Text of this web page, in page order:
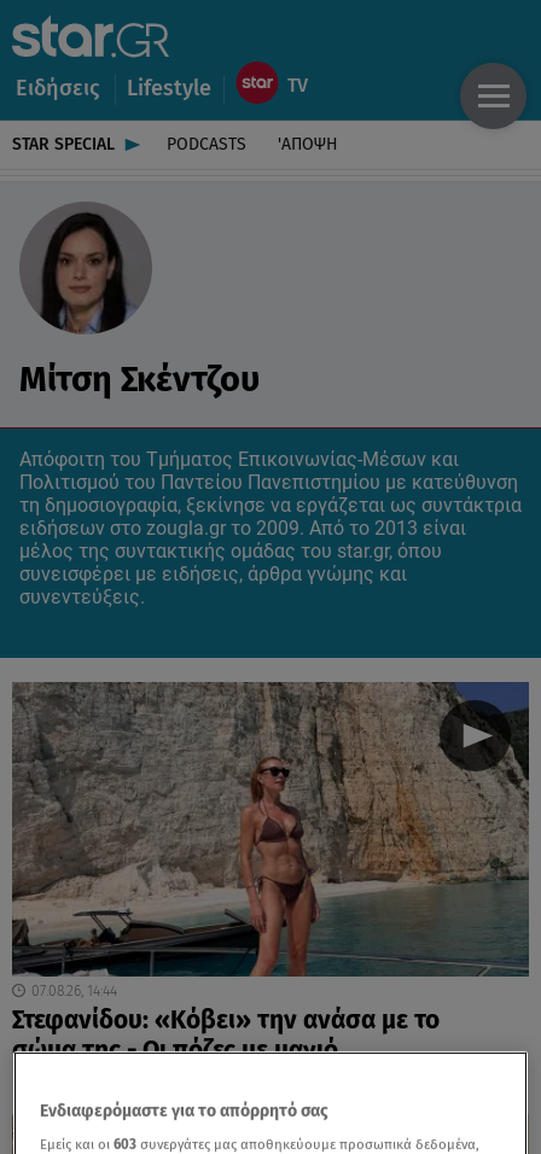
Ειδήσεις Lifestyle
STAR SPECIAL PODCASTS 'ΑΠΟΨΗ
Μίτση Σκέντζου
Απόφοιτη του Τμήματος Επικοινωνίας-Μέσων και
Πολιτισμού του Παντείου Πανεπιστημίου με κατεύθυνση
τη δημοσιογραφία, ξεκίνησε να εργάζεται ως συντάκτρια
ειδήσεων στο zougla.gr το 2009. Από το 2013 είναι
μέλος της συντακτικής ομάδας του star.gr, όπου
συνεισφέρει με ειδήσεις, άρθρα γνώμης και
συνεντεύξεις.
07.08.26, 14:44
Στεφανίδου: «Κόβει» την ανάσα με το
σώμα της - Οι πόζες με μαγιό
Ενδιαφερόμαστε για το απόρρητό σας
Εμείς και οι603 συνεργάτες μας αποθηκεύουμε προσωπικά δεδομένα,